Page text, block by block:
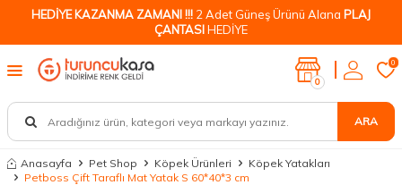
HEDİYE KAZANMA ZAMANI !!! 2 Adet Güneş Ürünü Alana PLAJ
ÇANTASIHEDİYE
ARA
0
0
Anasayfa Pet Shop Köpek Ürünleri
Köpek Yatakları
Petboss Çift Taraflı Mat Yatak S 60*40*3 cm